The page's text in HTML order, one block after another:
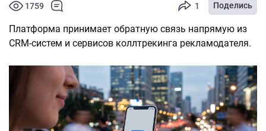
1759 1 Поделись
Платформа принимает обратную связь напрямую из
CRM-систем и сервисов коллтрекинга рекламодателя.